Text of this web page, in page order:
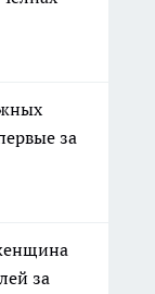
за
за